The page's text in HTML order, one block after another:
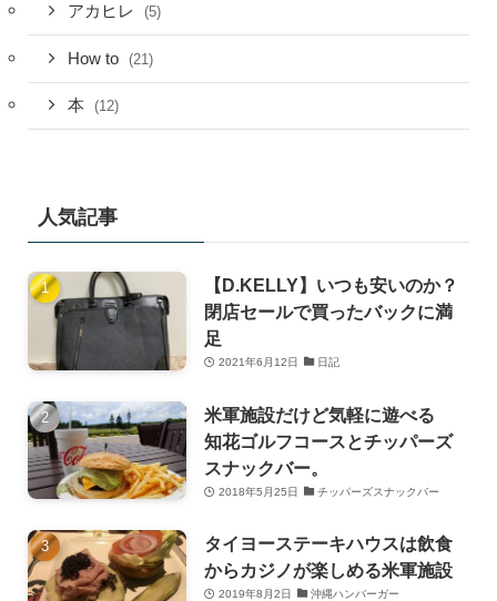
アカヒレ (5)
How to (21)
本 (12)
人気記事
【D.KELLY】いつも安いのか？
閉店セールで買ったバックに満
足
2021年6月12日 日記
米軍施設だけど気軽に遊べる
知花ゴルフコースとチッパーズ
スナックバー。
2018年5月25日 チッパーズスナックバー
タイヨーステーキハウスは飲食
からカジノが楽しめる米軍施設
2019年8月2日 沖縄ハンバーガー